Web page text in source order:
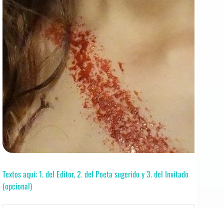
Textos aquí: 1. del Editor, 2. del Poeta sugerido y 3. del Invitado
(opcional)